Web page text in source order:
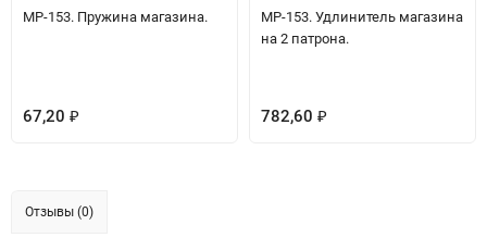
МР-153. Пружина магазина.
67,20 ₽
МР-153. Удлинитель магазина
на 2 патрона.
782,60 ₽
Отзывы (0)